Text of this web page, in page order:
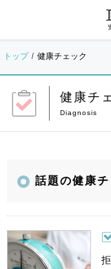
トップ 健康チェック
健康チ
話題の健康チ